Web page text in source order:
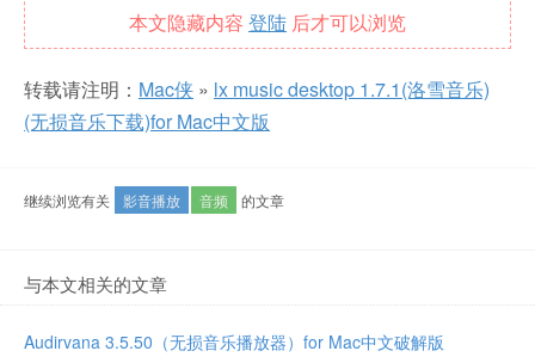
本文隐藏内容 登陆 后才可以浏览
转载请注明： Mac侠 » lx music desktop 1.7.1(洛雪音乐)
(无损音乐下载)for Mac中文版
继续浏览有关 影音播放 音频 的文章
与本文相关的文章
Audirvana 3.5.50（无损音乐播放器）for Mac中文破解版